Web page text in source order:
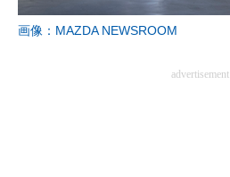
画像：MAZDA NEWSROOM
advertisement